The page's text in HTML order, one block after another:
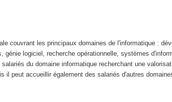
couvrant les principaux domaines de l'informatique :
génie logiciel, recherche opérationnelle, systèmes
du domaine informatique recherchant une
il peut accueillir également des salariés d'autres